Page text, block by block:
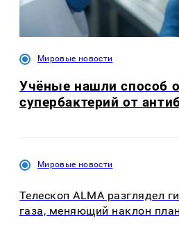
Мировые новости
Учёные нашли способ
супербактерий от
Мировые новости
Телескоп ALMA разглядел
газа, меняющий наклон